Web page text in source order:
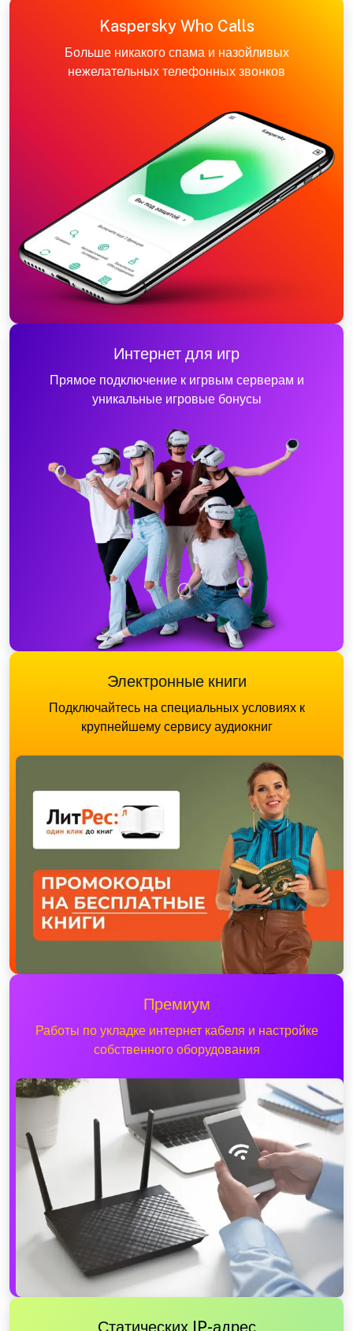
Kaspersky Who Calls
Больше никакого спама и назойливых
нежелательных телефонных звонков
Интернет для игр
Прямое подключение к игрвым серверам и
уникальные игровые бонусы
Электронные книги
Подключайтесь на специальных условиях к
крупнейшему сервису аудиокниг
Премиум
Работы по укладке интернет кабеля и настройке
собственного оборудования